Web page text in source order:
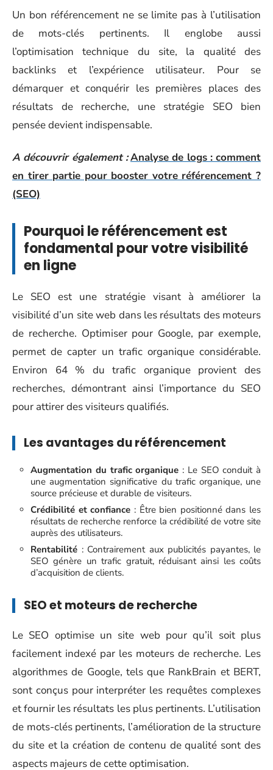
Un bon référencement ne se limite pas à l’utilisation
de mots-clés pertinents. Il englobe aussi
l’optimisation technique du site, la qualité des
backlinks et l’expérience utilisateur. Pour se
démarquer et conquérir les premières places des
résultats de recherche, une stratégie SEO bien
pensée devient indispensable.
A découvrir également :Analyse de logs : comment
en tirer partie pour booster votre référencement ?
(SEO)
Pourquoi le référencement est
fondamental pour votre visibilité
en ligne
Le SEO est une stratégie visant à améliorer la
visibilité d’un site web dans les résultats des moteurs
de recherche. Optimiser pour Google, par exemple,
permet de capter un trafic organique considérable.
Environ 64 % du trafic organique provient des
recherches, démontrant ainsi l’importance du SEO
pour attirer des visiteurs qualifiés.
Les avantages du référencement
Augmentation du trafic organique : Le SEO conduit à
une augmentation significative du trafic organique, une
source précieuse et durable de visiteurs.
Crédibilité et confiance : Être bien positionné dans les
résultats de recherche renforce la crédibilité de votre site
auprès des utilisateurs.
Rentabilité : Contrairement aux publicités payantes, le
SEO génère un trafic gratuit, réduisant ainsi les coûts
d’acquisition de clients.
SEO et moteurs de recherche
Le SEO optimise un site web pour qu’il soit plus
facilement indexé par les moteurs de recherche. Les
algorithmes de Google, tels que RankBrain et BERT,
sont conçus pour interpréter les requêtes complexes
et fournir les résultats les plus pertinents. L’utilisation
de mots-clés pertinents, l’amélioration de la structure
du site et la création de contenu de qualité sont des
aspects majeurs de cette optimisation.